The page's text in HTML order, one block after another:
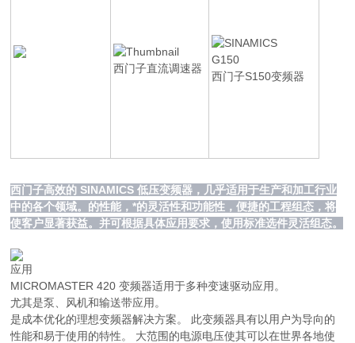
西门子直流调速器
西门子S150变频器
西门子高效的 SINAMICS 低压变频器，几乎适用于生产和加工行业
中的各个领域。的性能，*的灵活性和功能性，便捷的工程组态，将
使客户显著获益。并可根据具体应用要求，使用标准选件灵活组态。
应用
MICROMASTER 420 变频器适用于多种变速驱动应用。
尤其是泵、风机和输送带应用。
是成本优化的理想变频器解决方案。 此变频器具有以用户为导向的
性能和易于使用的特性。 大范围的电源电压使其可以在世界各地使